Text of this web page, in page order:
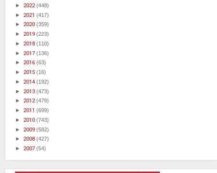
► 2022(448)
► 2021 (417)
► 2020 (359)
► 2019 (223)
► 2018 (110)
► 2017 (136)
► 2016 (63)
► 2015 (16)
► 2014 (192)
► 2013 (473)
► 2012(479)
► 2011 (699)
► 2010 (743)
► 2009 (582)
► 2008 (427)
► 2007 (54)